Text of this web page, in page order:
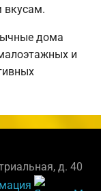
вкусам.
дома
и
д. 40